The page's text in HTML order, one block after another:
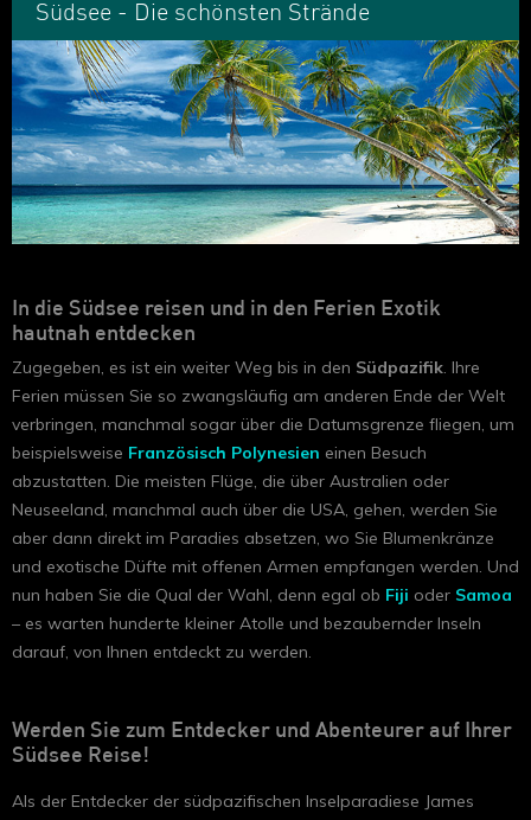
Südsee - Die schönsten Strände
In die Südsee reisen und in den Ferien Exotik
hautnah entdecken
Zugegeben, es ist ein weiter Weg bis in den Südpazifik. Ihre
Ferien müssen Sie so zwangsläufig am anderen Ende der Welt
verbringen, manchmal sogar über die Datumsgrenze fliegen, um
beispielsweise Französisch Polynesien einen Besuch
abzustatten. Die meisten Flüge, die über Australien oder
Neuseeland, manchmal auch über die USA, gehen, werden Sie
aber dann direkt im Paradies absetzen, wo Sie Blumenkränze
und exotische Düfte mit offenen Armen empfangen werden. Und
nun haben Sie die Qual der Wahl, denn egal ob Fiji oder Samoa
– es warten hunderte kleiner Atolle und bezaubernder Inseln
darauf, von Ihnen entdeckt zu werden.
Werden Sie zum Entdecker und Abenteurer auf Ihrer
Südsee Reise!
Als der Entdecker der südpazifischen Inselparadiese James